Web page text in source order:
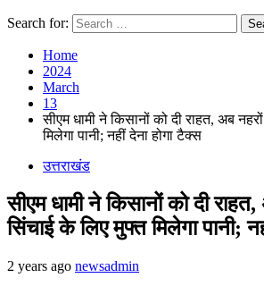
Search for:
Home
2024
March
13
सीएम धामी ने किसानों को दी राहत, अब
मिलेगा पानी; नहीं देना होगा टैक्‍स
उत्तराखंड
सीएम धामी ने किसानों को दी
सिंचाई के लिए मुफ्त मिलेगा पानी;
2 years ago newsadmin